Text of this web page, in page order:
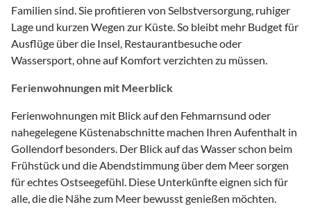
Familien sind. Sie profitieren von Selbstversorgung, ruhiger
Lage und kurzen Wegen zur Küste. So bleibt mehr Budget für
Ausflüge über die Insel, Restaurantbesuche oder
Wassersport, ohne auf Komfort verzichten zu müssen.
Ferienwohnungen mit Meerblick
Ferienwohnungen mit Blick auf den Fehmarnsund oder
nahegelegene Küstenabschnitte machen Ihren Aufenthalt in
Gollendorf besonders. Der Blick auf das Wasser schon beim
Frühstück und die Abendstimmung über dem Meer sorgen
für echtes Ostseegefühl. Diese Unterkünfte eignen sich für
alle, die die Nähe zum Meer bewusst genießen möchten.